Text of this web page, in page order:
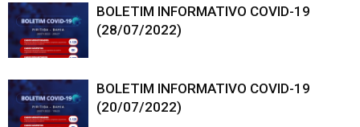
BOLETIM INFORMATIVO COVID-19
(28/07/2022)
BOLETIM INFORMATIVO COVID-19
(20/07/2022)